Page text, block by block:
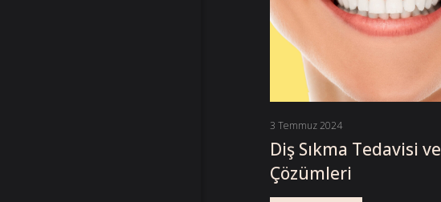
3 Temmuz 2024
Diş Sıkma Tedavisi ve
Çözümleri